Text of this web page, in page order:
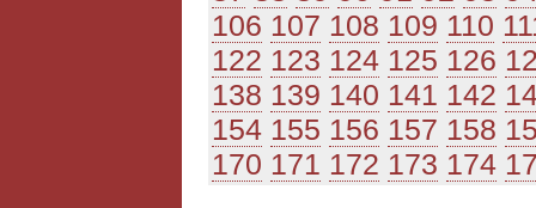
106 107 108 109 110
122 123 124 125 126
138 139 140 141 142
154 155 156 157 158
170 171 172 173 174